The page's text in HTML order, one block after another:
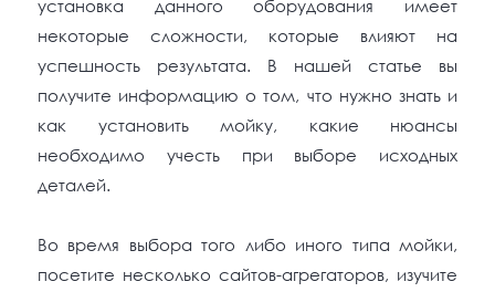
установка данного оборудования имеет
некоторые сложности, которые влияют на
успешность результата. В нашей статье вы
получите информацию о том, что нужно знать и
как установить мойку, какие нюансы
необходимо учесть при выборе исходных
деталей.
Во время выбора того либо иного типа мойки,
посетите несколько сайтов-агрегаторов, изучите